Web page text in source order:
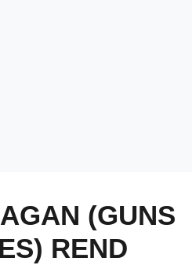
(GUNS
REND